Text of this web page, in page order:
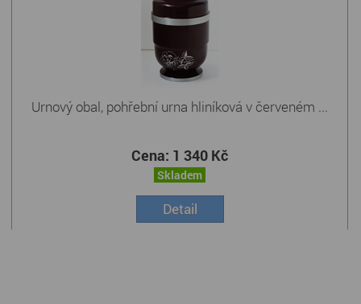
Urnový obal, pohřební urna hliníková v červeném ...
Cena: 1 340 Kč
Skladem
Detail